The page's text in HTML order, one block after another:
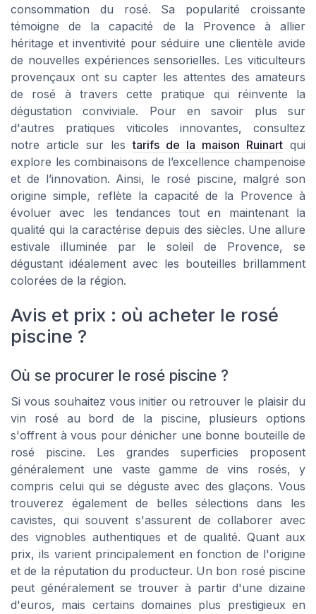
consommation du rosé. Sa popularité croissante
témoigne de la capacité de la Provence à allier
héritage et inventivité pour séduire une clientèle avide
de nouvelles expériences sensorielles. Les viticulteurs
provençaux ont su capter les attentes des amateurs
de rosé à travers cette pratique qui réinvente la
dégustation conviviale. Pour en savoir plus sur
d'autres pratiques viticoles innovantes, consultez
notre article sur lestarifs de la maison Ruinart qui
explore les combinaisons de l’excellence champenoise
et de l’innovation. Ainsi, le rosé piscine, malgré son
origine simple, reflète la capacité de la Provence à
évoluer avec les tendances tout en maintenant la
qualité qui la caractérise depuis des siècles. Une allure
estivale illuminée par le soleil de Provence, se
dégustant idéalement avec les bouteilles brillamment
colorées de la région.
Avis et prix : où acheter le rosé
piscine ?
Où se procurer le rosé piscine ?
Si vous souhaitez vous initier ou retrouver le plaisir du
vin rosé au bord de la piscine, plusieurs options
s'offrent à vous pour dénicher une bonne bouteille de
rosé piscine. Les grandes superficies proposent
généralement une vaste gamme de vins rosés, y
compris celui qui se déguste avec des glaçons. Vous
trouverez également de belles sélections dans les
cavistes, qui souvent s'assurent de collaborer avec
des vignobles authentiques et de qualité. Quant aux
prix, ils varient principalement en fonction de l'origine
et de la réputation du producteur. Un bon rosé piscine
peut généralement se trouver à partir d'une dizaine
d'euros, mais certains domaines plus prestigieux en